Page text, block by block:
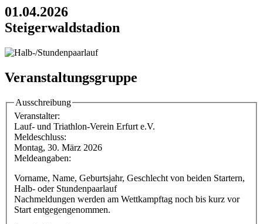
01.04.2026
Steigerwaldstadion
Veranstaltungsgruppe
Ausschreibung
Veranstalter:
Lauf- und Triathlon-Verein Erfurt e.V.
Meldeschluss:
Montag, 30. März 2026
Meldeangaben:
Vorname, Name, Geburtsjahr, Geschlecht von beiden Startern,
Halb- oder Stundenpaarlauf
Nachmeldungen werden am Wettkampftag noch bis kurz vor
Start entgegengenommen.